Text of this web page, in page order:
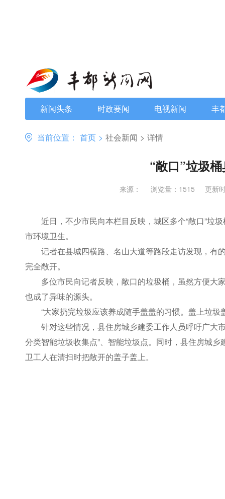
新闻头条 时政要闻 电视新闻 丰
当前位置： 首页 > 社会新闻 > 详情
“敞口”垃圾
来源： 浏览量：1515 更新
近日，不少市民向本栏目反映，城区多个“敞口”垃
市环境卫生。
记者在县城四横路、名山大道等路段走访发现，有
完全敞开。
多位市民向记者反映，敞口的垃圾桶，虽然方便大
也成了异味的源头。
“大家扔完垃圾应该养成随手盖盖的习惯。盖上垃
针对这些情况，县住房城乡建委工作人员呼吁广大
分类智能垃圾收集点”、智能垃圾点。同时，县住房城
卫工人在清扫时把敞开的盖子盖上。